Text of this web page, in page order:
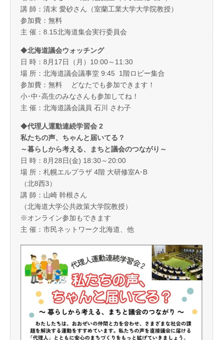
講 師：清末 愛砂さん（室蘭工業大学大学院教授）
参加費：無料
主 催：8.15北海道集会実行委員会
◆北海道議会ウォッチング
日 時：8月17日（月）10:00～11:30
場 所：北海道議会議事堂 9:45 1階ロビー集合
参加費：無料 どなたでも参加できます！
小･中･高生のみなさんも参加してね！
主 催：北海道議会議員 石川 さわ子
◆代理人運動連続学習会 2
私たちの声、ちゃんと届いてる？
～暮らしから考える、まちと議会のつながり～
日 時：8月28日(金) 18:30～20:00
場 所：札幌エルプラザ 4階 大研修室A･B
（北8西3）
講 師：山崎 幹根さん
（北海道大学公共政策大学院教授）
※オンライン参加もできます
主 催：市民ネットワーク北海道、他